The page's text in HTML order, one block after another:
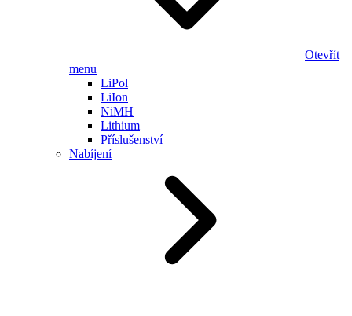
Otevřít
menu
LiPol
LiIon
NiMH
Lithium
Příslušenství
Nabíjení